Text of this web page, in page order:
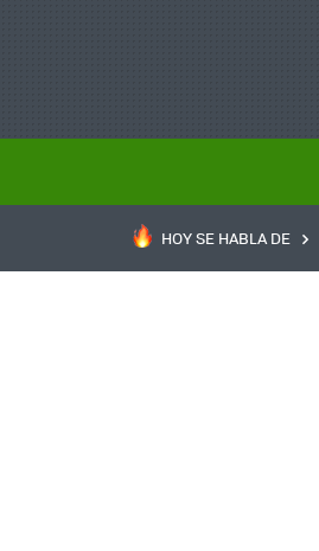
HOY SE HABLA DE